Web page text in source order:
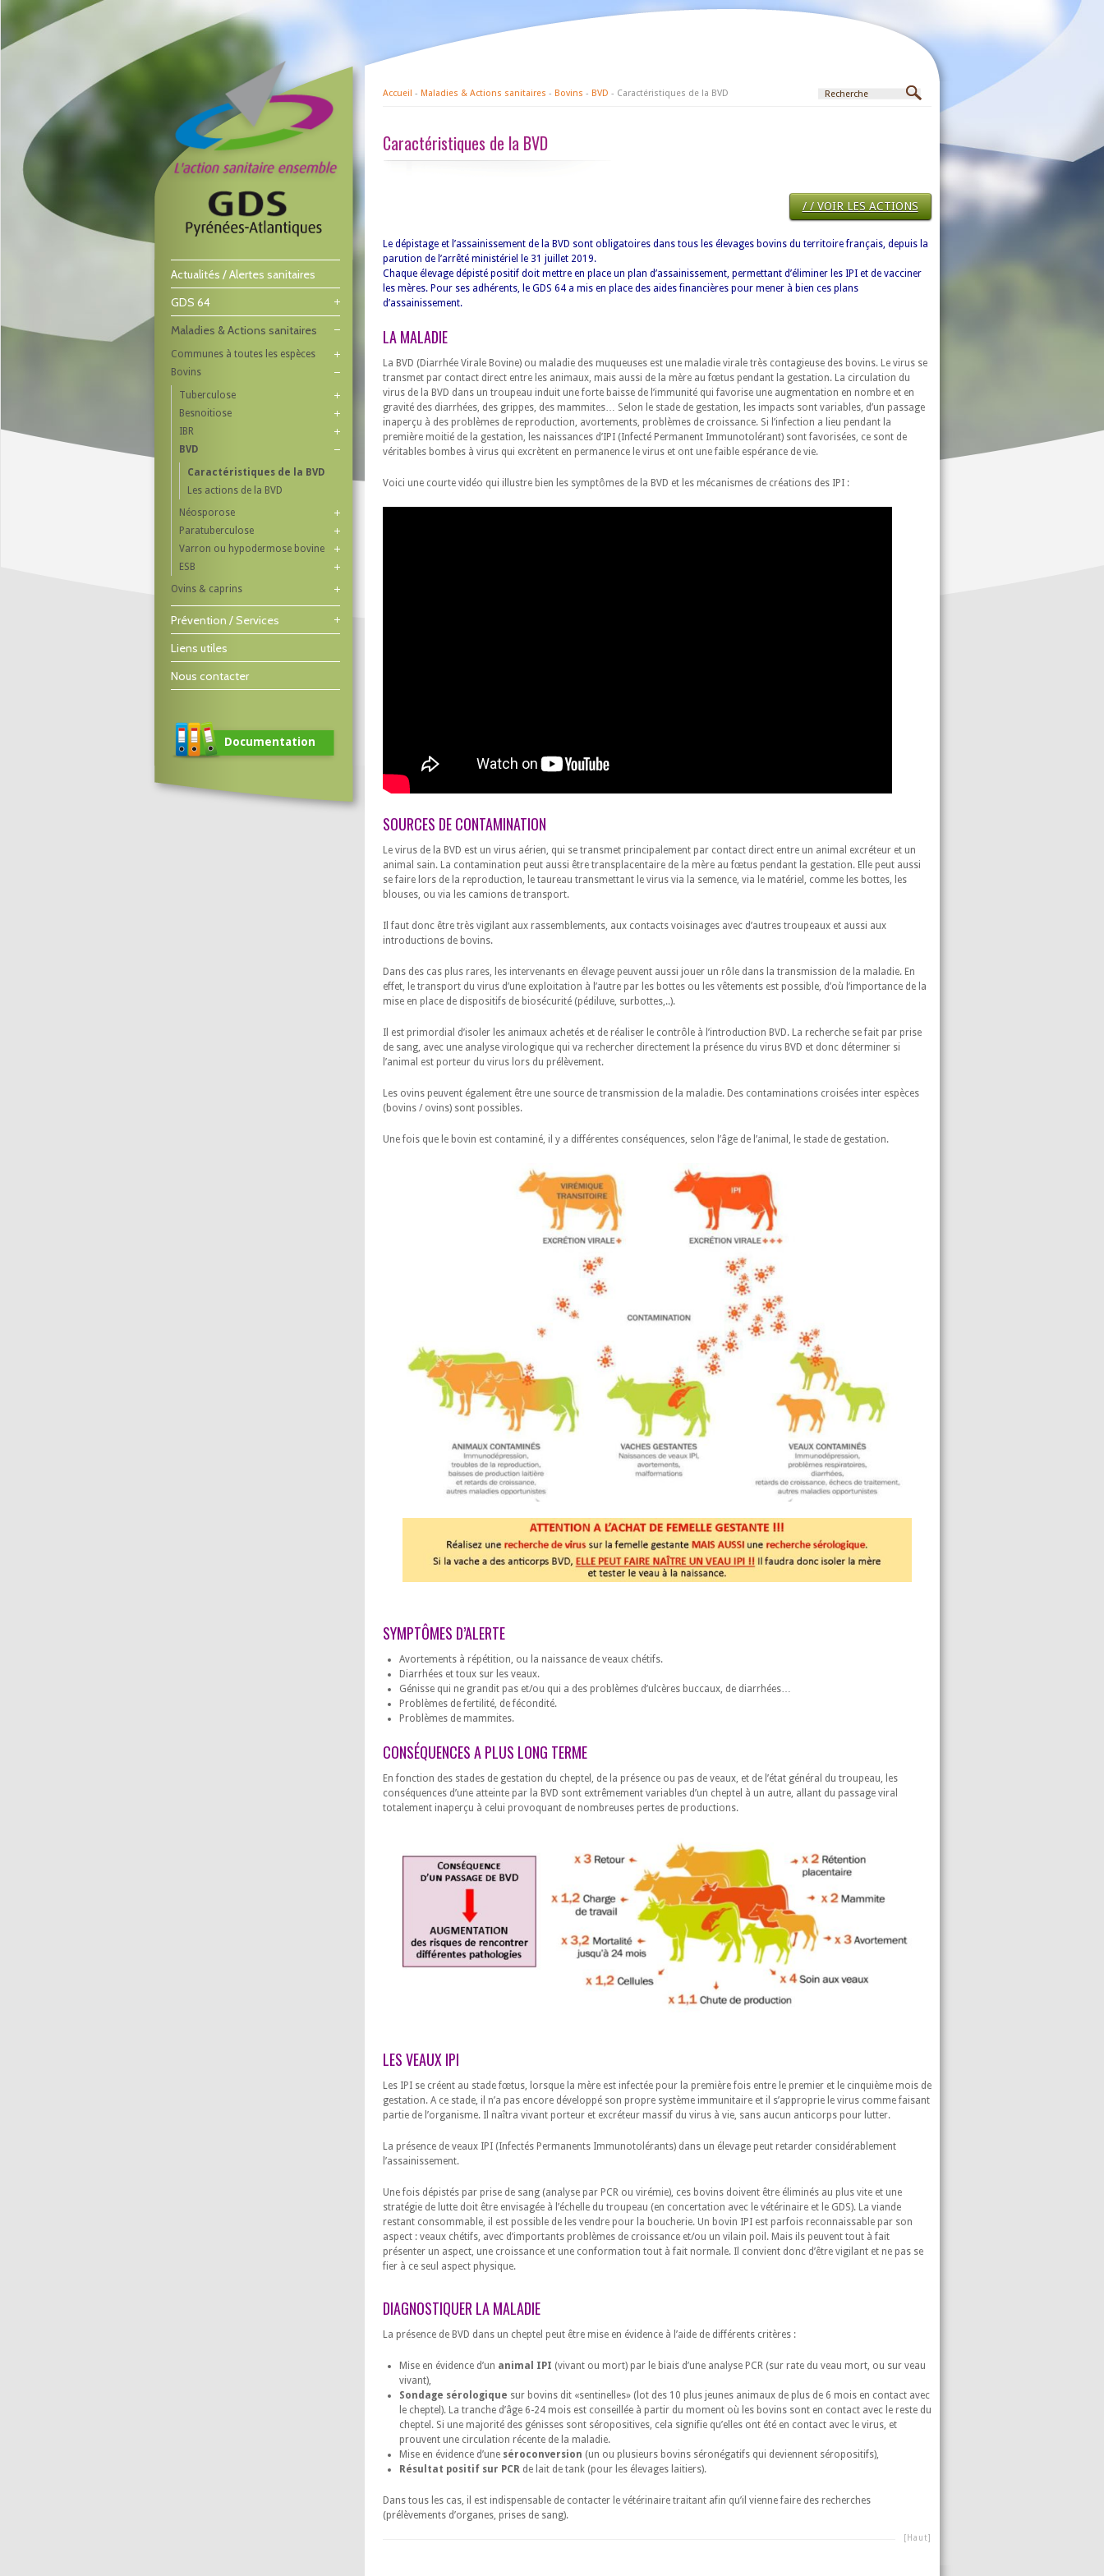
Actualités / Alertes sanitaires
GDS 64
Maladies & Actions sanitaires
Communes à toutes les espèces
Bovins
Tuberculose
Besnoitiose
IBR
BVD
Caractéristiques de la BVD
Les actions de la BVD
Néosporose
Paratuberculose
Varron ou hypodermose bovine
ESB
Ovins & caprins
Prévention / Services
Liens utiles
Nous contacter
Documentation
Accueil - Maladies & Actions sanitaires - Bovins - BVD - Caractéristiques de la BVD
Caractéristiques de la BVD
/ / VOIR LES ACTIONS
Le dépistage et l’assainissement de la BVD sont obligatoires dans tous les élevages bovins du territoire français, depuis la
parution de l’arrêté ministériel le 31 juillet 2019.
Chaque élevage dépisté positif doit mettre en place un plan d’assainissement, permettant d’éliminer les IPI et de vacciner
les mères. Pour ses adhérents, le GDS 64 a mis en place des aides financières pour mener à bien ces plans
d’assainissement.
LA MALADIE
La BVD (Diarrhée Virale Bovine) ou maladie des muqueuses est une maladie virale très contagieuse des bovins. Le virus se
transmet par contact direct entre les animaux, mais aussi de la mère au fœtus pendant la gestation. La circulation du
virus de la BVD dans un troupeau induit une forte baisse de l’immunité qui favorise une augmentation en nombre et en
gravité des diarrhées, des grippes, des mammites… Selon le stade de gestation, les impacts sont variables, d’un passage
inaperçu à des problèmes de reproduction, avortements, problèmes de croissance. Si l’infection a lieu pendant la
première moitié de la gestation, les naissances d’IPI (Infecté Permanent Immunotolérant) sont favorisées, ce sont de
véritables bombes à virus qui excrètent en permanence le virus et ont une faible espérance de vie.
Voici une courte vidéo qui illustre bien les symptômes de la BVD et les mécanismes de créations des IPI :
SOURCES DE CONTAMINATION
Le virus de la BVD est un virus aérien, qui se transmet principalement par contact direct entre un animal excréteur et un
animal sain. La contamination peut aussi être transplacentaire de la mère au fœtus pendant la gestation. Elle peut aussi
se faire lors de la reproduction, le taureau transmettant le virus via la semence, via le matériel, comme les bottes, les
blouses, ou via les camions de transport.
Il faut donc être très vigilant aux rassemblements, aux contacts voisinages avec d’autres troupeaux et aussi aux
introductions de bovins.
Dans des cas plus rares, les intervenants en élevage peuvent aussi jouer un rôle dans la transmission de la maladie. En
effet, le transport du virus d’une exploitation à l’autre par les bottes ou les vêtements est possible, d’où l’importance de la
mise en place de dispositifs de biosécurité (pédiluve, surbottes,..).
Il est primordial d’isoler les animaux achetés et de réaliser le contrôle à l’introduction BVD. La recherche se fait par prise
de sang, avec une analyse virologique qui va rechercher directement la présence du virus BVD et donc déterminer si
l’animal est porteur du virus lors du prélèvement.
Les ovins peuvent également être une source de transmission de la maladie. Des contaminations croisées inter espèces
(bovins / ovins) sont possibles.
Une fois que le bovin est contaminé, il y a différentes conséquences, selon l’âge de l’animal, le stade de gestation.
SYMPTÔMES D’ALERTE
Avortements à répétition, ou la naissance de veaux chétifs.
Diarrhées et toux sur les veaux.
Génisse qui ne grandit pas et/ou qui a des problèmes d’ulcères buccaux, de diarrhées…
Problèmes de fertilité, de fécondité.
Problèmes de mammites.
CONSÉQUENCES A PLUS LONG TERME
En fonction des stades de gestation du cheptel, de la présence ou pas de veaux, et de l’état général du troupeau, les
conséquences d’une atteinte par la BVD sont extrêmement variables d’un cheptel à un autre, allant du passage viral
totalement inaperçu à celui provoquant de nombreuses pertes de productions.
LES VEAUX IPI
Les IPI se créent au stade fœtus, lorsque la mère est infectée pour la première fois entre le premier et le cinquième mois de
gestation. A ce stade, il n’a pas encore développé son propre système immunitaire et il s’approprie le virus comme faisant
partie de l’organisme. Il naîtra vivant porteur et excréteur massif du virus à vie, sans aucun anticorps pour lutter.
La présence de veaux IPI (Infectés Permanents Immunotolérants) dans un élevage peut retarder considérablement
l’assainissement.
Une fois dépistés par prise de sang (analyse par PCR ou virémie), ces bovins doivent être éliminés au plus vite et une
stratégie de lutte doit être envisagée à l’échelle du troupeau (en concertation avec le vétérinaire et le GDS). La viande
restant consommable, il est possible de les vendre pour la boucherie. Un bovin IPI est parfois reconnaissable par son
aspect : veaux chétifs, avec d’importants problèmes de croissance et/ou un vilain poil. Mais ils peuvent tout à fait
présenter un aspect, une croissance et une conformation tout à fait normale. Il convient donc d’être vigilant et ne pas se
fier à ce seul aspect physique.
DIAGNOSTIQUER LA MALADIE
La présence de BVD dans un cheptel peut être mise en évidence à l’aide de différents critères :
Mise en évidence d’un animal IPI (vivant ou mort) par le biais d’une analyse PCR (sur rate du veau mort, ou sur veau
vivant),
Sondage sérologique sur bovins dit «sentinelles» (lot des 10 plus jeunes animaux de plus de 6 mois en contact avec
le cheptel). La tranche d’âge 6-24 mois est conseillée à partir du moment où les bovins sont en contact avec le reste du
cheptel. Si une majorité des génisses sont séropositives, cela signifie qu’elles ont été en contact avec le virus, et
prouvent une circulation récente de la maladie.
Mise en évidence d’une séroconversion (un ou plusieurs bovins séronégatifs qui deviennent séropositifs),
Résultat positif sur PCR de lait de tank (pour les élevages laitiers).
Dans tous les cas, il est indispensable de contacter le vétérinaire traitant afin qu’il vienne faire des recherches
(prélèvements d’organes, prises de sang).
[Haut]